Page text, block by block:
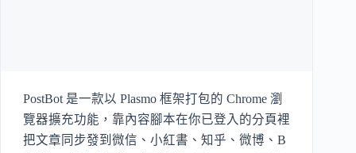
PostBot 是一款以 Plasmo 框架打包的 Chrome 瀏
覽器擴充功能，靠內容腳本在你已登入的分頁裡
把文章同步發到微信、小紅書、知乎、微博、B